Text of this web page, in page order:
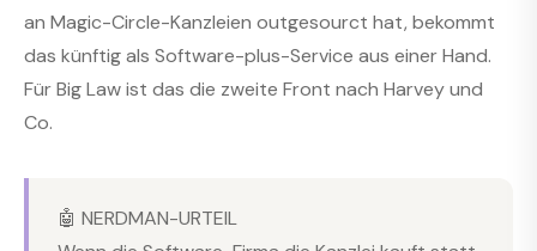
an Magic-Circle-Kanzleien outgesourct hat, bekommt
das künftig als Software-plus-Service aus einer Hand.
Für Big Law ist das die zweite Front nach Harvey und
Co.
🤖 NERDMAN-URTEIL